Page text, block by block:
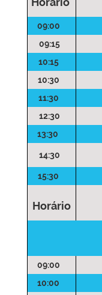
09:00
09:15
10:15
10:30
11:30
12:30
13:30
14:30
15:30
Horário
09:00
10:00